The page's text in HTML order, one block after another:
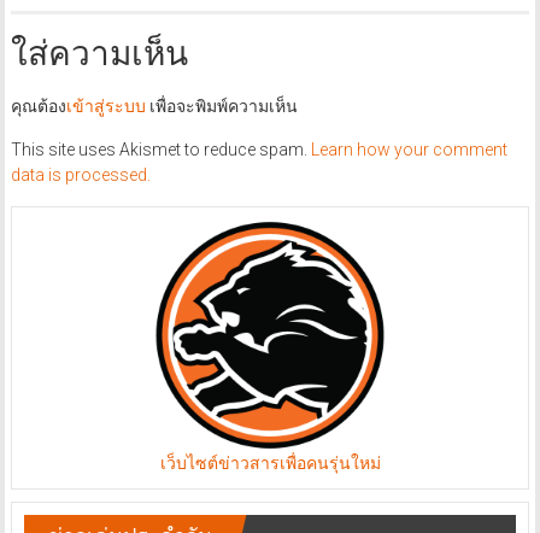
ใส่ความเห็น
คุณต้องเข้าสู่ระบบ เพื่อจะพิมพ์ความเห็น
This site uses Akismet to reduce spam.
Learn how your comment
data is processed.
เว็บไซต์ข่าวสารเพื่อคนรุ่นใหม่